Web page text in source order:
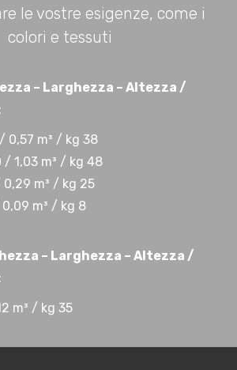
le vostre esigenze, come i
colori e tessuti
– Larghezza – Altezza /
:
0,57 m³ / kg 38
/ 1,03 m³ / kg 48
m³ / kg 25
m³ / kg 8
– Larghezza – Altezza /
:
m³ / kg 35